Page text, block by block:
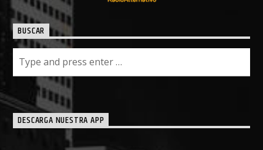
BUSCAR
DESCARGA NUESTRA APP